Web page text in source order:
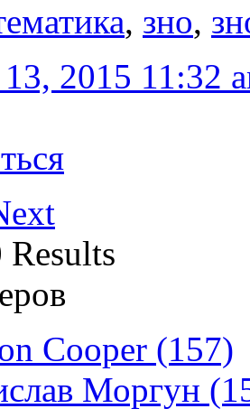
, зно,
2015 11:32
Cooper (157)
Моргун